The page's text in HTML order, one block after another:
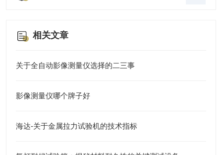
相关文章
关于全自动影像测量仪选择的二三事
影像测量仪哪个牌子好
海达-关于金属拉力试验机的技术指标